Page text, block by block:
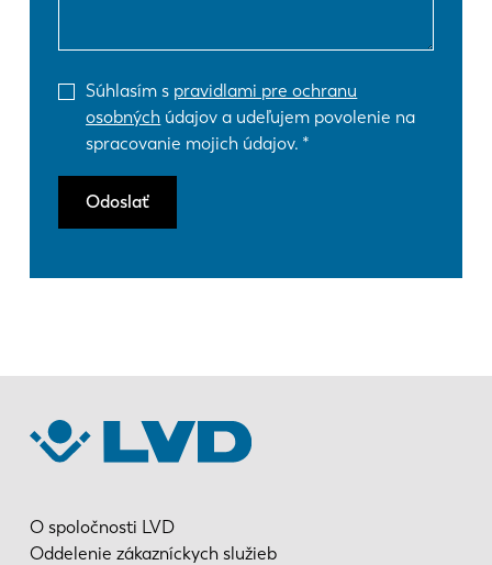
Súhlasím s pravidlami pre ochranu
osobných údajov a udeľujem povolenie na
spracovanie mojich údajov.
Odoslať
O spoločnosti LVD
Oddelenie zákazníckych služieb